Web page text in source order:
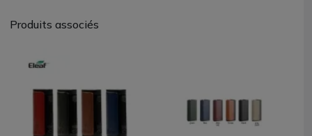
Produits associés